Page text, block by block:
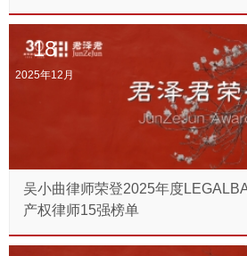
18
2025年12月
吴小曲律师荣登2025年度
产权律师15强榜单